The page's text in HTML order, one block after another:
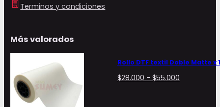
Terminos y condiciones
Más valorados
Rollo DTF textil Doble Matte x
$28.000 - $55.000Rango